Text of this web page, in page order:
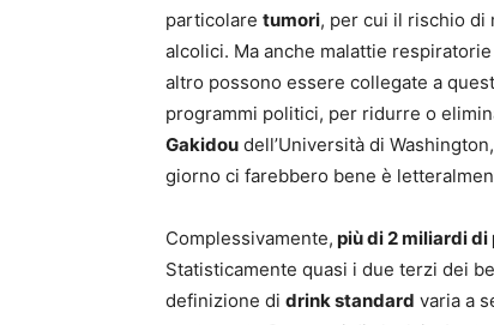
particolare tumori, per cui il rischio di
alcolici. Ma anche malattie
altro possono essere collegate a
programmi politici, per ridurre o
Gakidou dell’Università di
giorno ci farebbero bene è
Complessivamente, più di 2 miliardi di
Statisticamente quasi i due terzi dei
definizione di drink standard varia a